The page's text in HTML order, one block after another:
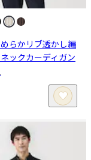
らかリブ透かし編
ックカーディガン